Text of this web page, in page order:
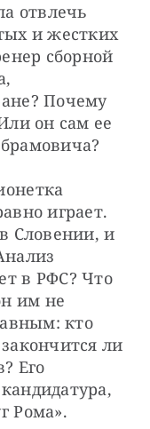
отвлечь
и жестких
сборной
Почему
он сам ее
играет.
Словении, и
в РФС? Что
им не
кто
ли
Его
Рома».